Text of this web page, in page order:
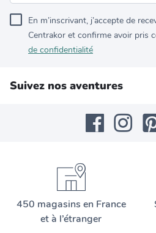
En m’inscrivant, j’accepte de
Centrakor et confirme avoir pris
de confidentialité
Suivez nos aventures
450 magasins en France
et à l’étranger